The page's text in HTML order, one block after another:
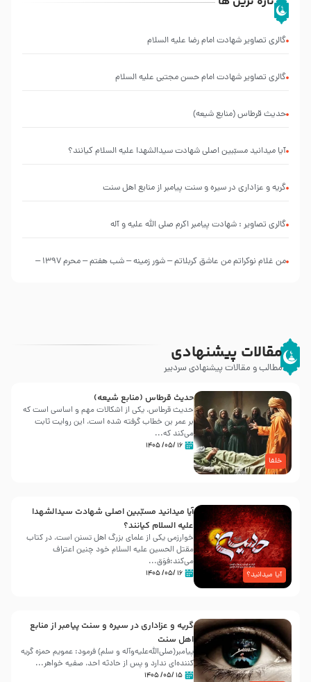
گالری تصاویر شهادت امام رضا علیه السلام
گالری تصاویر شهادت امام حسن مجتبی علیه السلام
حدیث قرطاس (منابع شیعه)
آیا میدانید مسبّبین اصلی شهادت سیدالشهدا علیه ‌السلام کیانند؟
گریه و عزاداری در سیره و سنت پیامبر از منابع اهل سنت
گالری تصاویر : شهادت پیامبر اکرم صلی الله علیه و آله
من غلام نوکراتم من عاشق کربلاتم – شور زمینه – شب هفتم – محرم 1397 –
مقالات پیشنهادی
مطالب و مقالات پیشنهادی سردبیر
خلفا
حدیث قرطاس (منابع شیعه)
حدیث قرطاس، یکی از اشکالات مهم و اساسی است که
بر عمر بن خطاب گرفته شده است، این روایت ثابت
می‌کند که...
۱۶ /۰۵/ ۱۴۰۵
آیا میدانید؟
آیا میدانید مسبّبین اصلی شهادت سیدالشهدا
علیه ‌السلام کیانند؟
خوارزمی یکی از علمای بزرگ اهل تسنن است، در کتاب
مقتل الحسین علیه ‌السلام خود چنین اعتراف
می‌کند:فوَق...
۱۶ /۰۵/ ۱۴۰۵
گریه و عزاداری در سیره و سنت پیامبر از منابع
اهل سنت
پیامبر(صلی‌الله‌علیه‌وآله و سلم) فرمود: عمویم حمزه گریه
کننده‌ای ندارد و پس از حادثه احد، صفیه خواهر...
۱۵ /۰۵/ ۱۴۰۵